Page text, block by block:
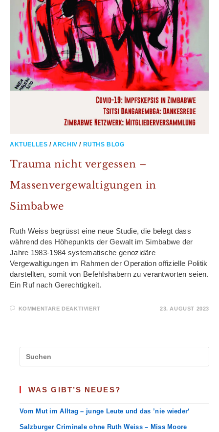
AKTUELLES /ARCHIV / RUTHS BLOG
Trauma nicht vergessen –
Massenvergewaltigungen in
Simbabwe
Ruth Weiss begrüsst eine neue Studie, die belegt dass
während des Höhepunkts der Gewalt im Simbabwe der
Jahre 1983-1984 systematische genozidäre
Vergewaltigungen im Rahmen der Operation offizielle Politik
darstellten, somit von Befehlshabern zu verantworten seien.
Ein Ruf nach Gerechtigkeit.
KOMMENTARE DEAKTIVIERTFÜR
IN
23. AUGUST 2023
WAS GIBT’S NEUES?
Vom Mut im Alltag – junge Leute und das ’nie wieder‘
Salzburger Criminale ohne Ruth Weiss – Miss Moore